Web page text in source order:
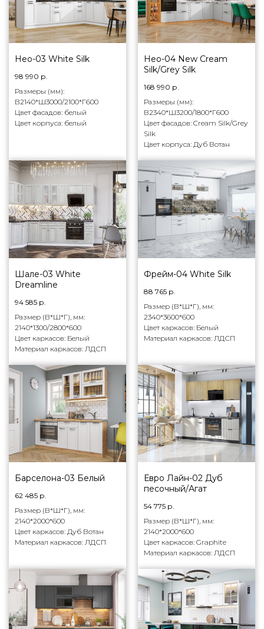
Нео-03 White Silk
98 990 р.
Размеры (мм):
В2140*Ш3000/2100*Г600
Цвет фасадов: белый
Цвет корпуса: белый
Нео-04 New Cream
Silk/Grey Silk
168 990 р.
Размеры (мм):
В2340*Ш3200/1800*Г600
Цвет фасадов: Cream Silk/Grey
Silk
Цвет корпуса: Дуб Вотан
Шале-03 White
Dreamline
94 585 р.
Размер (В*Ш*Г), мм:
2140*1300/2800*600
Цвет каркасов: Белый
Материал каркасов: ЛДСП
Фрейм-04 White Silk
88 765 р.
Размер (В*Ш*Г), мм:
2340*3600*600
Цвет каркасов: Белый
Материал каркасов: ЛДСП
Барселона-03 Белый
62 485 р.
Размер (В*Ш*Г), мм:
2140*2000*600
Цвет каркасов: Дуб Вотан
Материал каркасов: ЛДСП
Евро Лайн-02 Дуб
песочный/Агат
54 775 р.
Размер (В*Ш*Г), мм:
2140*2000*600
Цвет каркасов: Graphite
Материал каркасов: ЛДСП